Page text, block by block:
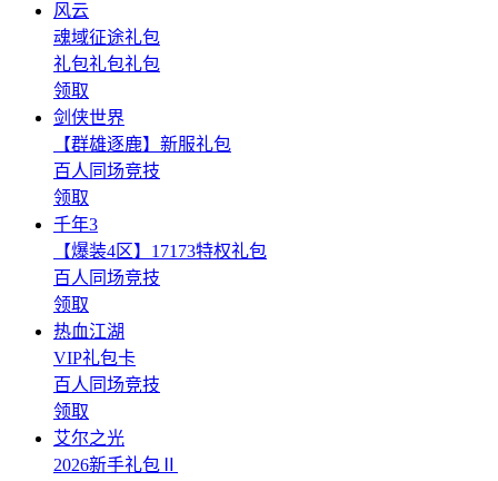
风云
魂域征途礼包
礼包礼包礼包
领取
剑侠世界
【群雄逐鹿】新服礼包
百人同场竞技
领取
千年3
【爆装4区】17173特权礼包
百人同场竞技
领取
热血江湖
VIP礼包卡
百人同场竞技
领取
艾尔之光
2026新手礼包Ⅱ